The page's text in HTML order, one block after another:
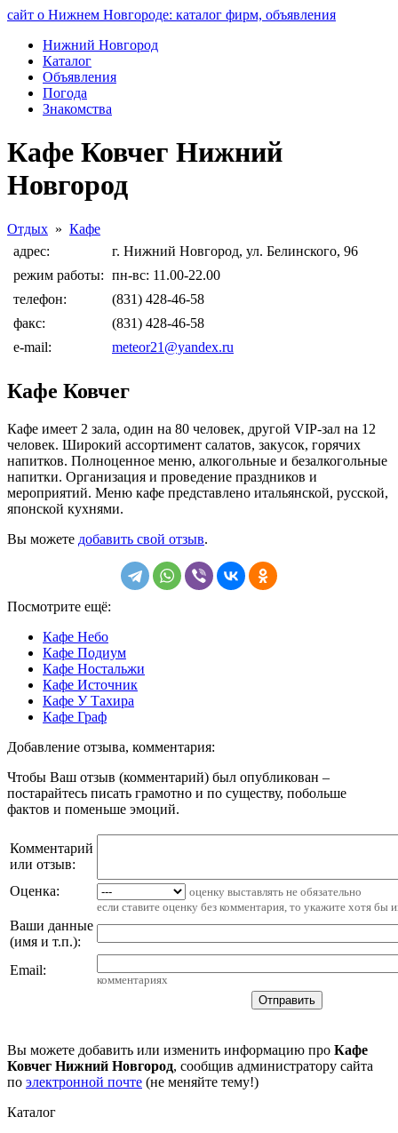
сайт о Нижнем Новгороде: каталог фирм, объявления
Нижний Новгород
Каталог
Объявления
Погода
Знакомства
Кафе Ковчег Нижний
Новгород
Отдых » Кафе
адрес:
г. Нижний Новгород, ул. Белинского, 96
режим работы: пн-вс: 11.00-22.00
телефон:
(831) 428-46-58
факс:
(831) 428-46-58
e-mail:
meteor21@yandex.ru
Кафе Ковчег
Кафе имеет 2 зала, один на 80 человек, другой VIP-зал на 12
человек. Широкий ассортимент салатов, закусок, горячих
напитков. Полноценное меню, алкогольные и безалкогольные
напитки. Организация и проведение праздников и
мероприятий. Меню кафе представлено итальянской, русской,
японской кухнями.
Вы можете добавить свой отзыв.
Посмотрите ещё:
Кафе Небо
Кафе Подиум
Кафе Ностальжи
Кафе Источник
Кафе У Тахира
Кафе Граф
Добавление отзыва, комментария:
Чтобы Ваш отзыв (комментарий) был опубликован –
постарайтесь писать грамотно и по существу, побольше
фактов и поменьше эмоций.
Комментарий
или отзыв:
Оценка:
оценку выставлять не обязательно
если ставите оценку без комментария, то укажите хотя бы
Ваши данные
(имя и т.п.):
Email:
комментариях
Вы можете добавить или изменить информацию про Кафе
Ковчег Нижний Новгород, сообщив администратору сайта
по электронной почте (не меняйте тему!)
Каталог